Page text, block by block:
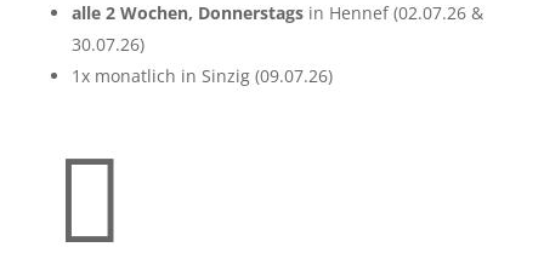
alle 2 Wochen, Donnerstagsin Hennef (02.07.26 &
30.07.26)
1x monatlich in Sinzig (09.07.26)
